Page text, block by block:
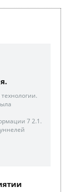
7 2.1.